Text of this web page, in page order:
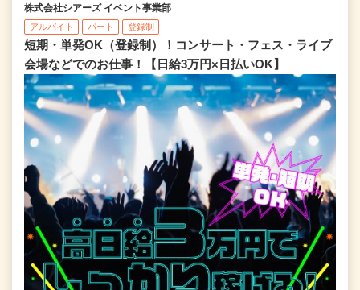
株式会社シアーズ イベント事業部
アルバイト パート 登録制
短期・単発OK（登録制）！コンサート・フェス・ライブ
会場などでのお仕事！【日給3万円×日払いOK】